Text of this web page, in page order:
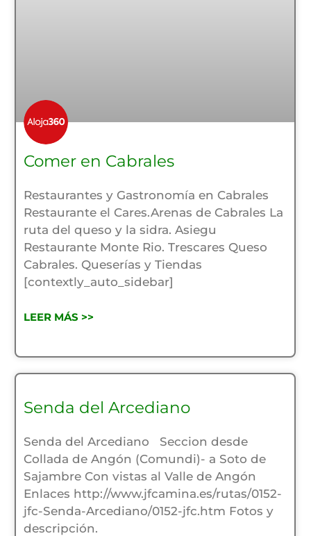
Comer en Cabrales
Restaurantes y Gastronomía en Cabrales
Restaurante el Cares.Arenas de Cabrales La
ruta del queso y la sidra. Asiegu
Restaurante Monte Rio. Trescares Queso
Cabrales. Queserías y Tiendas
[contextly_auto_sidebar]
LEER MÁS >>
Senda del Arcediano
Senda del Arcediano Seccion desde
Collada de Angón (Comundi)- a Soto de
Sajambre Con vistas al Valle de Angón
Enlaces http://www.jfcamina.es/rutas/0152-
jfc-Senda-Arcediano/0152-jfc.htm Fotos y
descripción.